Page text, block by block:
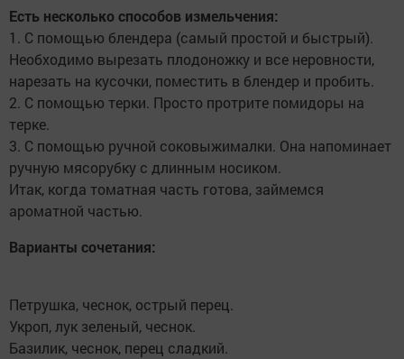
Есть несколько способов измельчения:
1. С помощью блендера (самый простой и быстрый).
Необходимо вырезать плодоножку и все неровности,
нарезать на кусочки, поместить в блендер и пробить.
2. С помощью терки. Просто протрите помидоры на
терке.
3. С помощью ручной соковыжималки. Она напоминает
ручную мясорубку с длинным носиком.
Итак, когда томатная часть готова, займемся
ароматной частью.
Варианты сочетания:
Петрушка, чеснок, острый перец.
Укроп, лук зеленый, чеснок.
Базилик, чеснок, перец сладкий.